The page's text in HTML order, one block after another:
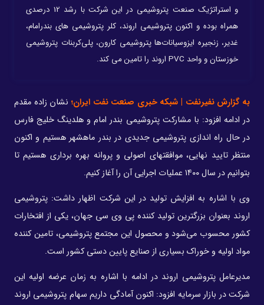
و استراتژیک صنعت پتروشیمی در این شرکت با رشد 12 درصدی
همراه بوده و اکنون پتروشیمی اروند، کلر پتروشیمی های بندرامام،
غدیر، زنجیره ایزوسیانات‌ها پتروشیمی کارون، پلی‌کربنات پتروشیمی
خوزستان و واحد PVC اروند را تامین می کند.
به گزارش نفیرنفت | شبکه خبری صنعت نفت ایران؛ نشان زاده مقدم
در ادامه افزود: با مشارکت پتروشیمی بندر امام و هلدینگ خلیج فارس
در حال راه اندازی پتروشیمی جدیدی در بندر ماهشهر هستیم و اکنون
منتظر تایید نهایی، موافقتهای اصولی و پروانه بهره برداری هستیم تا
بتوانیم در سال ۱۴۰۰ عملیات اجرایی آن را آغاز کنیم.
وی با اشاره به افزایش تولید در این شرکت اظهار داشت: پتروشیمی
اروند بعنوان بزرگترین تولید کننده پی وی سی جهان، یکی از افتخارات
کشور محسوب می‌شود و محصول این مجتمع پتروشیمی، تامین کننده
مواد اولیه و خوراک بسیاری از صنایع پایین دستی کشور است.
مدیرعامل پتروشیمی اروند در ادامه با اشاره به زمان عرضه اولیه این
شرکت در بازار سرمایه افزود: اکنون آمادگی داریم سهام پتروشیمی اروند